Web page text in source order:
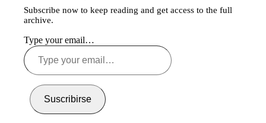
Subscribe now to keep reading and get access to the full
archive.
Type your email…
Suscribirse